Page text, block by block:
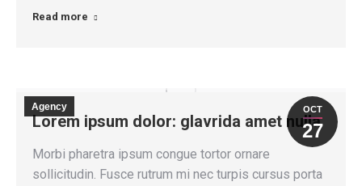
Read more
OCT
27
Agency
Lorem ipsum dolor: glavrida amet nulla
Morbi pharetra ipsum congue tortor ornare
sollicitudin. Fusce rutrum mi nec turpis cursus porta